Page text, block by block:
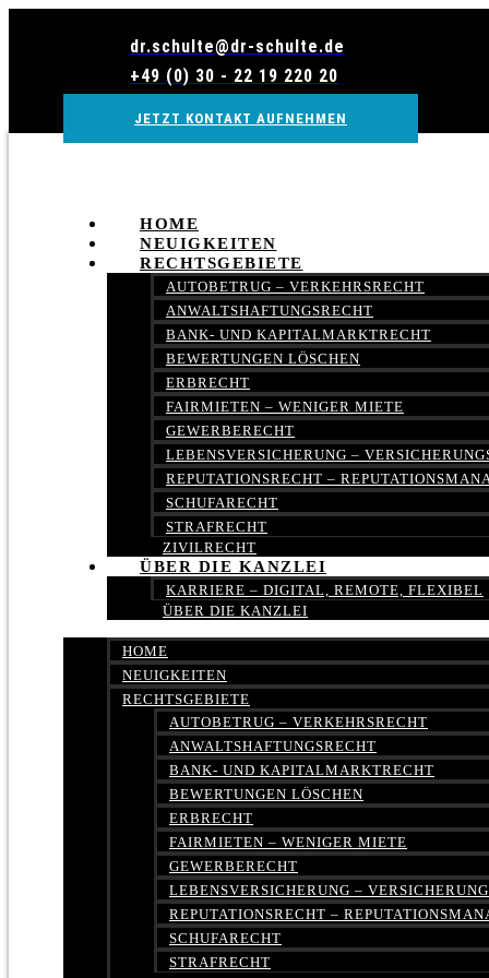
dr.schulte@dr-schulte.de
+49 (0) 30 - 22 19 220 20
JETZT KONTAKT AUFNEHMEN
HOME
NEUIGKEITEN
RECHTSGEBIETE
AUTOBETRUG – VERKEHRSRECHT
ANWALTSHAFTUNGSRECHT
BANK- UND KAPITALMARKTRECHT
BEWERTUNGEN LÖSCHEN
ERBRECHT
FAIRMIETEN – WENIGER MIETE
GEWERBERECHT
LEBENSVERSICHERUNG –
REPUTATIONSRECHT –
SCHUFARECHT
STRAFRECHT
ZIVILRECHT
ÜBER DIE KANZLEI
KARRIERE – DIGITAL, REMOTE, FLEXIBEL
ÜBER DIE KANZLEI
HOME
NEUIGKEITEN
RECHTSGEBIETE
AUTOBETRUG – VERKEHRSRECHT
ANWALTSHAFTUNGSRECHT
BANK- UND KAPITALMARKTRECHT
BEWERTUNGEN LÖSCHEN
ERBRECHT
FAIRMIETEN – WENIGER MIETE
GEWERBERECHT
LEBENSVERSICHERUNG –
REPUTATIONSRECHT –
SCHUFARECHT
STRAFRECHT